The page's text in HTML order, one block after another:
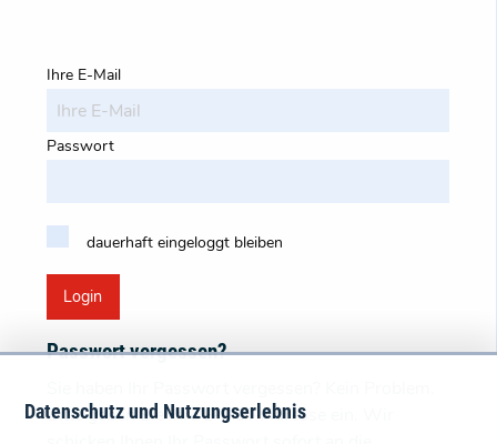
Ihre E-Mail
Passwort
dauerhaft eingeloggt bleiben
Login
Passwort vergessen?
Bitte geben Sie Ihre E-Mail-Adresse ein. Wir
Datenschutz und Nutzungserlebnis